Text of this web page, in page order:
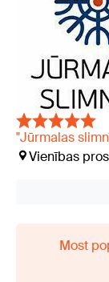
"Jūrmalas
Vienības
Most